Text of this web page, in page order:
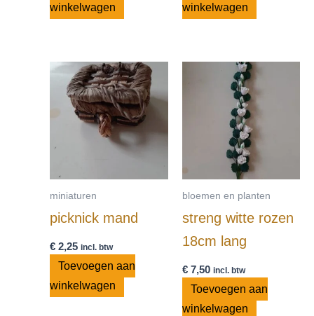
winkelwagen
winkelwagen
miniaturen
picknick mand
€ 2,25 incl. btw
Toevoegen aan
winkelwagen
bloemen en planten
streng witte rozen
18cm lang
€7,50 incl. btw
Toevoegen aan
winkelwagen